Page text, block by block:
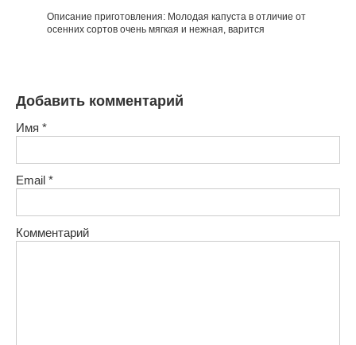
Описание приготовления: Молодая капуста в отличие от
осенних сортов очень мягкая и нежная, варится
Добавить комментарий
Имя *
Email *
Комментарий